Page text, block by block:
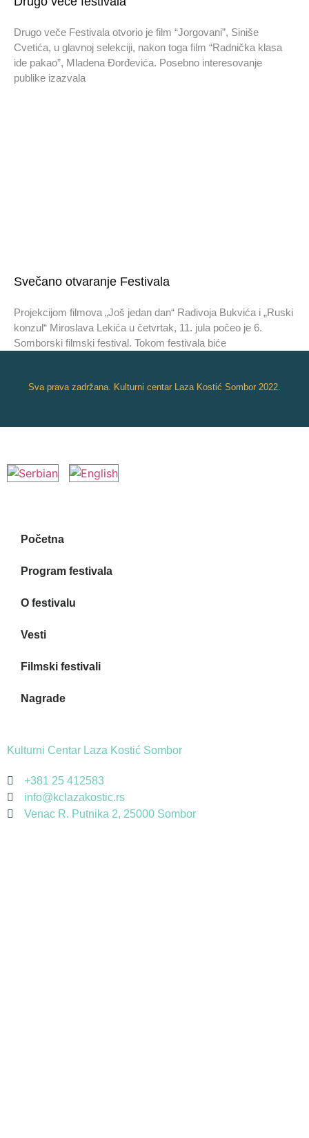
Drugo veče Festivala otvorio je film “Jorgovani”, Siniše
Cvetića, u glavnoj selekciji, nakon toga film “Radnička klasa
ide pakao”, Mladena Đorđevića. Posebno interesovanje
publike izazvala
Svečano otvaranje Festivala
Projekcijom filmova „Još jedan dan“ Radivoja Bukvića i „Ruski
konzul“ Miroslava Lekića u četvrtak, 11. jula počeo je 6.
Somborski filmski festival. Tokom festivala biće
Sva prava zadržana. Kulturni centar Laza Kostić Sombor 2022.
Početna
Program festivala
O festivalu
Vesti
Filmski festivali
Nagrade
Kulturni Centar Laza Kostić Sombor
+381 25 412583
info@kclazakostic.rs
Venac R. Putnika 2, 25000 Sombor